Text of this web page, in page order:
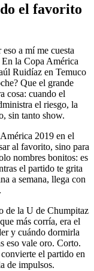
el favorito
a mí me cuesta
la Copa América
Ruidíaz en Temuco
Que el grande
cosa: cuando el
el riesgo, la
sin tanto show.
2019 en el
al favorito, sino para
nombres bonitos: es
el partido te grita
a semana, llega con
de la U de Chumpitaz
más corría, era el
y cuándo dormirla
eso vale oro. Corto.
el partido en
de impulsos.